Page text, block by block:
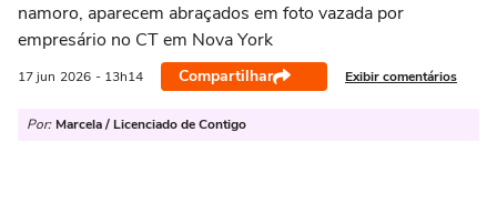
namoro, aparecem abraçados em foto vazada por
empresário no CT em Nova York
17 jun 2026 - 13h14 Compartilhar Exibir comentários
Por: Marcela / Licenciado de Contigo